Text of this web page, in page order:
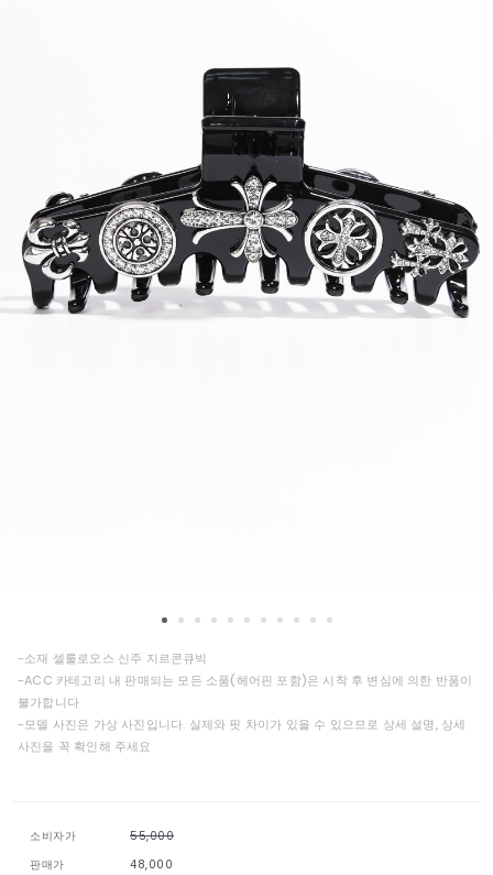
-소재 셀룰로오스 신주 지르콘큐빅
-ACC 카테고리 내 판매되는 모든 소품(헤어핀 포함)은 시착 후 변심에 의한 반품이
불가합니다
-모델 사진은 가상 사진입니다. 실제와 핏 차이가 있을 수 있으므로 상세 설명, 상세
사진을 꼭 확인해 주세요
소비자가
55,000
판매가
48,000